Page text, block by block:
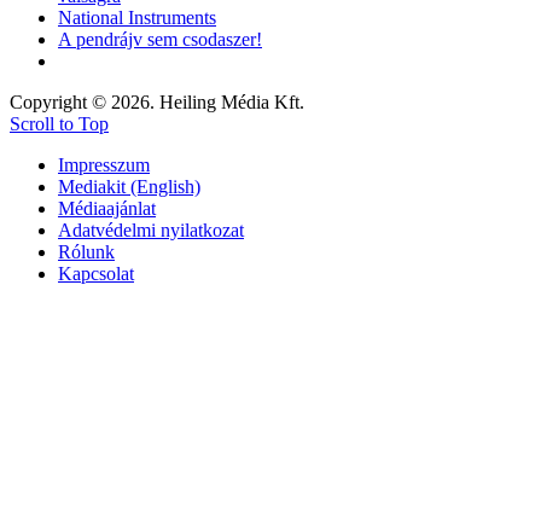
National Instruments
A pendrájv sem csodaszer!
Copyright © 2026. Heiling Média Kft.
Scroll to Top
Impresszum
Mediakit (English)
Médiaajánlat
Adatvédelmi nyilatkozat
Rólunk
Kapcsolat